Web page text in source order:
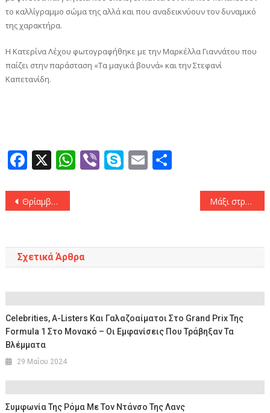
το καλλίγραμμο σώμα της αλλά και που αναδεικνύουν τον δυναμικό
της χαρακτήρα.
Η Κατερίνα Λέχου φωτογραφήθηκε με την Μαρκέλλα Γιαννάτου που
παίζει στην παράσταση «Τα μαγικά βουνά» και την Στεφανί
Καπετανίδη.
Facebook
X WhatsApp
ViberSkype
Email
Πλοήγηση
Θρίαμβος του Περιστερίου επί του Άρη (84-62) Μάξι στράπλες και μεσάτο: Το φόρεμα της Σταματίνας Τσιμτσιλή από τα Ζαρα κολακεύει κάθε σιλουέτα
Σχετικά Άρθρα
Celebrities, A-Listers Και Γαλαζοαίματοι Στο Grand Prix Της
Formula 1 Στο Μονακό – Οι Εμφανίσεις Που Τράβηξαν Τα
Βλέμματα
29 Μαΐου 2024
Συμφωνία Της Ρόμα Με Τον Ντάνσο Της Λανς